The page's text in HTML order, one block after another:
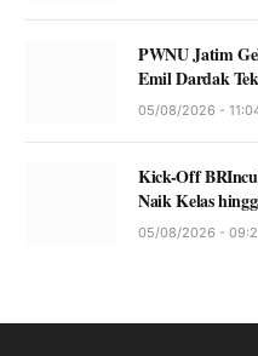
PWNU Jatim
Emil Dardak
05/08/2026 -
Kick-Off
Naik Kelas
05/08/2026 -